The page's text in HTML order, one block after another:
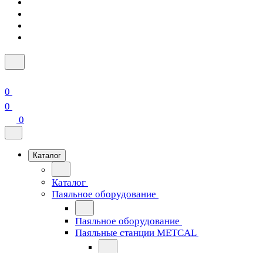
0
0
0
Каталог
Каталог
Паяльное оборудование
Паяльное оборудование
Паяльные станции METCAL